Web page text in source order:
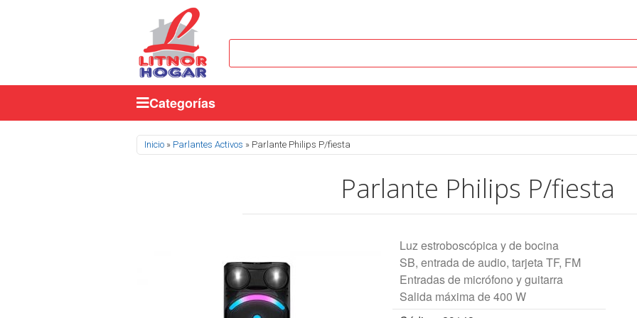
Categorías
Se encuentra usted aquí
Inicio » Parlantes Activos » Parlante Philips P/fiesta
Parlante Philips P/fiesta
Luz estroboscópica y de bocina
SB, entrada de audio, tarjeta TF, FM
Entradas de micrófono y guitarra
Salida máxima de 400 W